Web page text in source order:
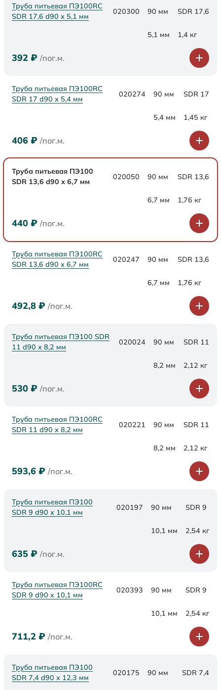
Труба питьевая ПЭ100RC
SDR 17,6 d90 х 5,1 мм
020300 90 мм SDR 17,6
5,1 мм 1,4 кг
392 ₽ /пог.м.
Труба питьевая ПЭ100RC
SDR 17 d90 х 5,4 мм
020274 90 мм SDR 17
5,4 мм 1,45 кг
406 ₽ /пог.м.
Труба питьевая ПЭ100
SDR 13,6 d90 х 6,7 мм
020050 90 мм SDR 13,6
6,7 мм 1,76 кг
440 ₽ /пог.м.
Труба питьевая ПЭ100RC
SDR 13,6 d90 х 6,7 мм
020247 90 мм SDR 13,6
6,7 мм 1,76 кг
492,8 ₽ /пог.м.
Труба питьевая ПЭ100 SDR
11 d90 х 8,2 мм
020024 90 мм SDR 11
8,2 мм 2,12 кг
530 ₽ /пог.м.
Труба питьевая ПЭ100RC
SDR 11 d90 х 8,2 мм
020221 90 мм SDR 11
8,2 мм 2,12 кг
593,6 ₽ /пог.м.
Труба питьевая ПЭ100
SDR 9 d90 х 10,1 мм
020197 90 мм SDR 9
10,1 мм 2,54 кг
635 ₽ /пог.м.
Труба питьевая ПЭ100RC
SDR 9 d90 х 10,1 мм
020393 90 мм SDR 9
10,1 мм 2,54 кг
711,2 ₽ /пог.м.
Труба питьевая ПЭ100
SDR 7,4 d90 х 12,3 мм
020175 90 мм SDR 7,4